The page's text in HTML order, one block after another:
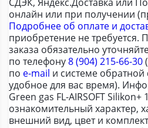
онлайн или при получении
Подробнее об оплате и
приобретение не
заказа обязательно
по телефону8 (904) 215-66-30
по e-mail и системе
удобное для вас время).
Green gas FL-AIRSOFT Silikon+
ознакомительный характер,
внешний вид, цвет и